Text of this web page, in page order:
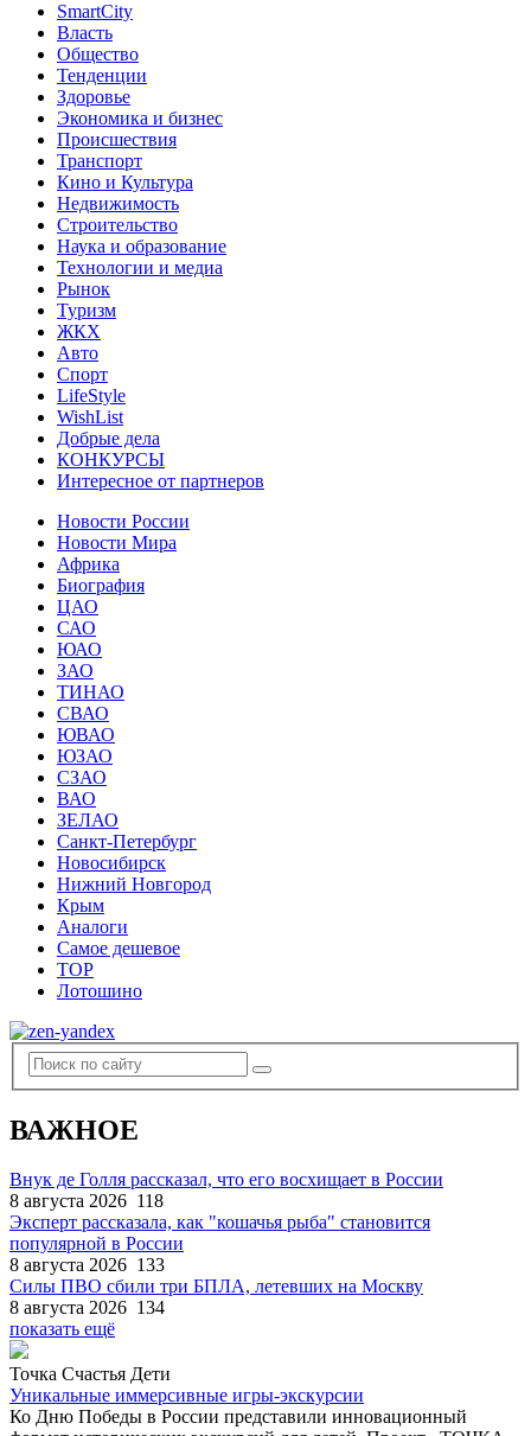
SmartCity
Власть
Общество
Тенденции
Здоровье
Экономика и бизнес
Происшествия
Транспорт
Кино и Культура
Недвижимость
Строительство
Наука и образование
Технологии и медиа
Рынок
Туризм
ЖКХ
Авто
Спорт
LifeStyle
WishList
Добрые дела
КОНКУРСЫ
Интересное от партнеров
Новости России
Новости Мира
Африка
Биография
ЦАО
САО
ЮАО
ЗАО
ТИНАО
СВАО
ЮВАО
ЮЗАО
СЗАО
ВАО
ЗЕЛАО
Санкт-Петербург
Новосибирск
Нижний Новгород
Крым
Аналоги
Самое дешевое
TOP
Лотошино
ВАЖНОЕ
Внук де Голля рассказал, что его восхищает в России
8 августа 2026 118
Эксперт рассказала, как "кошачья рыба" становится
популярной в России
8 августа 2026 133
Силы ПВО сбили три БПЛА, летевших на Москву
8 августа 2026 134
показать ещё
Точка Счастья Дети
Уникальные иммерсивные игры-экскурсии
Ко Дню Победы в России представили инновационный